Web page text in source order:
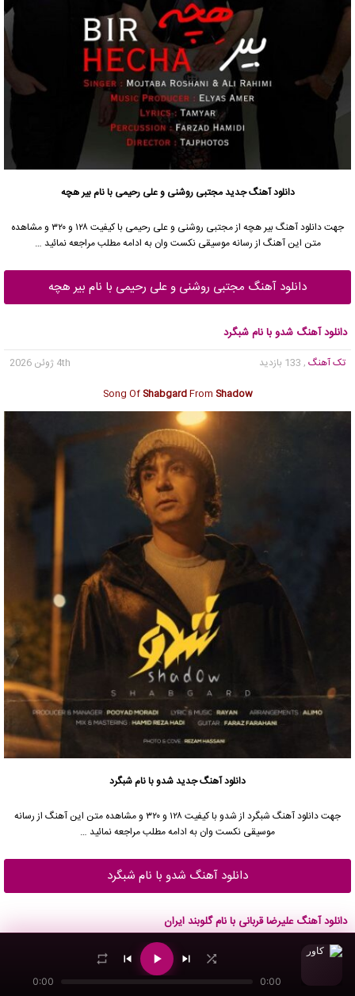
دانلود آهنگ جدیدمجتبی روشنی و علی رحیمی با نام بیر هچه
جهت دانلود آهنگ بیر هچه ازمجتبی روشنی
و علی رحیمی با کیفیت ۱۲۸ و ۳۲۰ و مشاهده
متن این آهنگ از رسانه موسیقی نکست وان به ادامه مطلب مراجعه نمائید …
دانلود آهنگ مجتبی روشنی و علی رحیمی با نام بیر هچه
دانلود آهنگ شدو با نام شبگرد
تک آهنگ , 133 بازدید
4th ژوئن 2026
Song Of ShabgardFrom Shadow
دانلود آهنگ جدیدشدو با نام شبگرد
جهت دانلود آهنگ شبگرد از شدو با کیفیت ۱۲۸ و ۳۲۰ و مشاهده متن این آهنگ از رسانه
موسیقی نکست وان به ادامه مطلب مراجعه نمائید …
دانلود آهنگ شدو با نام شبگرد
دانلود آهنگ علیرضا قربانی با نام گلوبند ایران
تک آهنگ, 220 بازدید
Alireza Ghorbani
0:00
0:00